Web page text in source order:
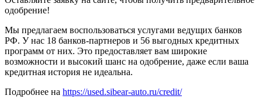
одобрение!
Мы предлагаем воспользоваться услугами ведущих банков
РФ. У нас 18 банков-партнеров и 56 выгодных кредитных
программ от них. Это предоставляет вам широкие
возможности и высокий шанс на одобрение, даже если ваша
кредитная история не идеальна.
Подробнее на https://used.sibear-auto.ru/credit/